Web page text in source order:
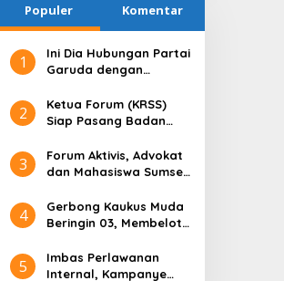
Populer Komentar
1
Ini Dia Hubungan Partai
Garuda dengan
2
Ketua Forum (KRSS)
Siap Pasang Badan
Terkait Fitnah Keji
Pembunuhan Karakter
3
Forum Aktivis, Advokat
dan Mahasiswa Sumsel
Anti Korupsi Sedunia,
Ini yang Dibahas!
4
Gerbong Kaukus Muda
Beringin 03, Membelot
Nomor Urut 3 Ganjar
Pranowo dan Mahfud
5
Imbas Perlawanan
Internal, Kampanye